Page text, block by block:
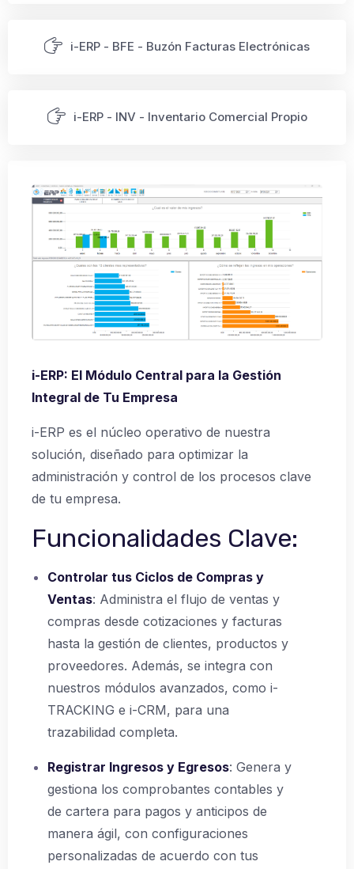
i-ERP - BFE - Buzón Facturas Electrónicas
i-ERP - INV - Inventario Comercial Propio
i-ERP: El Módulo Central para la Gestión
Integral de Tu Empresa
i-ERP es el núcleo operativo de nuestra
solución, diseñado para optimizar la
administración y control de los procesos clave
de tu empresa.
Funcionalidades Clave:
Controlar tus Ciclos de Compras y
Ventas: Administra el flujo de ventas y
compras desde cotizaciones y facturas
hasta la gestión de clientes, productos y
proveedores. Además, se integra con
nuestros módulos avanzados, como i-
TRACKING e i-CRM, para una
trazabilidad completa.
Registrar Ingresos y Egresos: Genera y
gestiona los comprobantes contables y
de cartera para pagos y anticipos de
manera ágil, con configuraciones
personalizadas de acuerdo con tus